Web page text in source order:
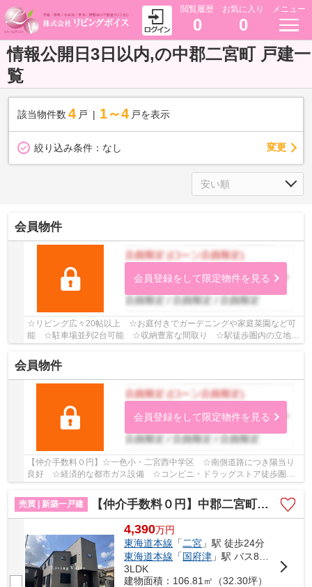
閲覧履歴
0
お気に入り
0
メニュー
情報公開日3日以内,の中郡二宮町 戸建一
覧
該当物件数 4 戸 1～4 戸を表示
絞り込み条件： なし 変更
会員物件
会員登録をして限定物件を見る
☆リビング広々20帖以上 ☆お庭付きでガーデニングや家庭菜園など可
能 ☆駐車場並列2台可能 ☆収納豊富な間取り ☆駅徒歩圏内の立地♪
会員物件
会員登録をして限定物件を見る
【仲介手数料０円】☆一色小・二宮西中学区 ☆南側道路につき陽当り
良好 ☆経済的な都市ガス設備 ☆コンビニ・ドラッグストア徒歩圏内
にあり生活便利 ☆地震に強い耐震等級 ☆収納豊富...
売買 | 新築一戸建
【仲介手数料０円】中郡二宮町山西 新築一戸建て No.13 全13区画
4,390万円
東海道本線 「 二宮 」駅 徒歩24分
東海道本線 「国府津 」駅 バス8分 「押切（神奈川県）」 停歩9分
3LDK
建物面積：106.81㎡（32.30坪）